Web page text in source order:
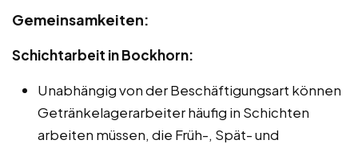
Gemeinsamkeiten:
Schichtarbeit in Bockhorn:
Unabhängig von der Beschäftigungsart können
Getränkelagerarbeiter häufig in Schichten
arbeiten müssen, die Früh-, Spät- und